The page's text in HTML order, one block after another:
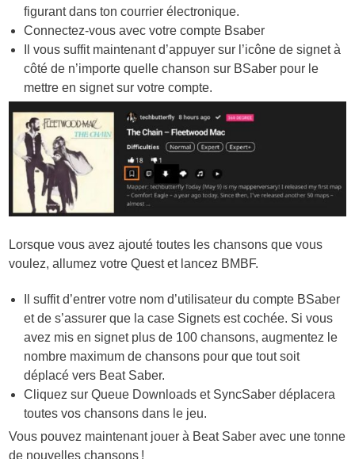
figurant dans ton courrier électronique.
Connectez-vous avec votre compte Bsaber
Il vous suffit maintenant d’appuyer sur l’icône de signet à
côté de n’importe quelle chanson sur BSaber pour le
mettre en signet sur votre compte.
Lorsque vous avez ajouté toutes les chansons que vous
voulez, allumez votre Quest et lancez BMBF.
Il suffit d’entrer votre nom d’utilisateur du compte BSaber
et de s’assurer que la case Signets est cochée. Si vous
avez mis en signet plus de 100 chansons, augmentez le
nombre maximum de chansons pour que tout soit
déplacé vers Beat Saber.
Cliquez sur Queue Downloads et SyncSaber déplacera
toutes vos chansons dans le jeu.
Vous pouvez maintenant jouer à Beat Saber avec une tonne
de nouvelles chansons !